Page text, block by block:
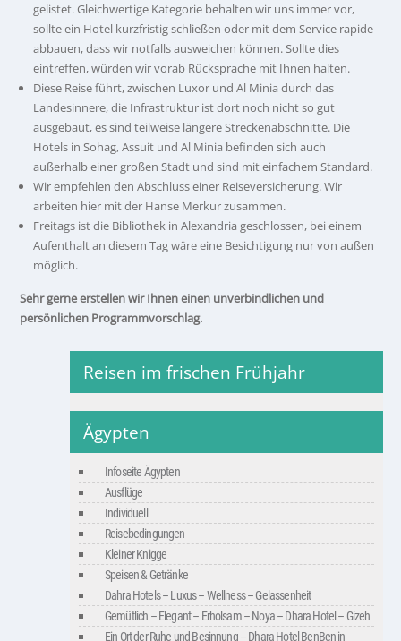
gelistet. Gleichwertige Kategorie behalten wir uns immer vor,
sollte ein Hotel kurzfristig schließen oder mit dem Service rapide
abbauen, dass wir notfalls ausweichen können. Sollte dies
eintreffen, würden wir vorab Rücksprache mit Ihnen halten.
Diese Reise führt, zwischen Luxor und Al Minia durch das
Landesinnere, die Infrastruktur ist dort noch nicht so gut
ausgebaut, es sind teilweise längere Streckenabschnitte. Die
Hotels in Sohag, Assuit und Al Minia befinden sich auch
außerhalb einer großen Stadt und sind mit einfachem Standard.
Wir empfehlen den Abschluss einer Reiseversicherung. Wir
arbeiten hier mit der Hanse Merkur zusammen.
Freitags ist die Bibliothek in Alexandria geschlossen, bei einem
Aufenthalt an diesem Tag wäre eine Besichtigung nur von außen
möglich.
Sehr gerne erstellen wir Ihnen einen unverbindlichen und
persönlichen Programmvorschlag.
Reisen im frischen Frühjahr
Ägypten
Infoseite Ägypten
Ausflüge
Individuell
Reisebedingungen
Kleiner Knigge
Speisen & Getränke
Dahra Hotels – Luxus – Wellness – Gelassenheit
Gemütlich – Elegant – Erholsam – Noya – Dhara Hotel – Gizeh
Ein Ort der Ruhe und Besinnung – Dhara Hotel BenBen in